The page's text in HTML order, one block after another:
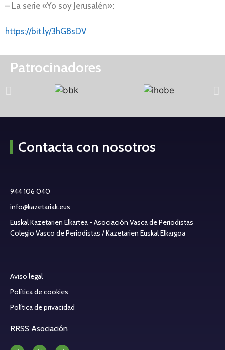
– La serie «Yo soy Jerusalén»:
https://bit.ly/3hG8sDV
Patrocinadores
Contacta con nosotros
944 106 040
info@kazetariak.eus
Euskal Kazetarien Elkartea - Asociación Vasca de Periodistas
Colegio Vasco de Periodistas / Kazetarien Euskal Elkargoa
Aviso legal
Política de cookies
Política de privacidad
RRSS Asociación